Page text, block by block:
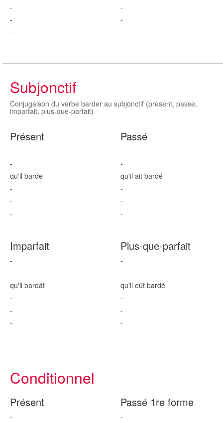
-
-
-
-
-
-
Subjonctif
Conjugaison du verbe barder au subjonctif (present, passe,
imparfait, plus-que-parfait)
Présent
-
-
qu'il barde
-
-
-
Passé
-
-
qu'il ait bardé
-
-
-
Imparfait
-
-
qu'il bardât
-
-
-
Plus-que-parfait
-
-
qu'il eût bardé
-
-
-
Conditionnel
Présent
-
Passé 1re forme
-